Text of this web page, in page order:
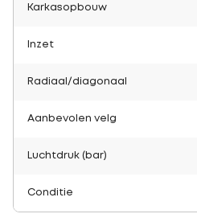
Karkasopbouw
Inzet
Radiaal/diagonaal
Aanbevolen velg
Luchtdruk (bar)
Conditie